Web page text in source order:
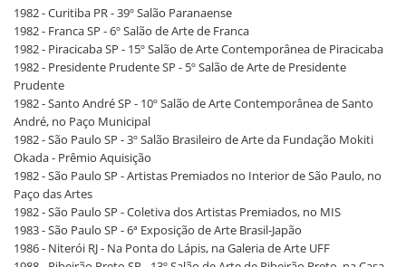
1982 - Curitiba PR - 39º Salão Paranaense
1982 - Franca SP - 6º Salão de Arte de Franca
1982 - Piracicaba SP - 15º Salão de Arte Contemporânea de Piracicaba
1982 - Presidente Prudente SP - 5º Salão de Arte de Presidente
Prudente
1982 - Santo André SP - 10º Salão de Arte Contemporânea de Santo
André, no Paço Municipal
1982 - São Paulo SP - 3º Salão Brasileiro de Arte da Fundação Mokiti
Okada - Prêmio Aquisição
1982 - São Paulo SP - Artistas Premiados no Interior de São Paulo, no
Paço das Artes
1982 - São Paulo SP - Coletiva dos Artistas Premiados, no MIS
1983 - São Paulo SP - 6ª Exposição de Arte Brasil-Japão
1986 - Niterói RJ - Na Ponta do Lápis, na Galeria de Arte UFF